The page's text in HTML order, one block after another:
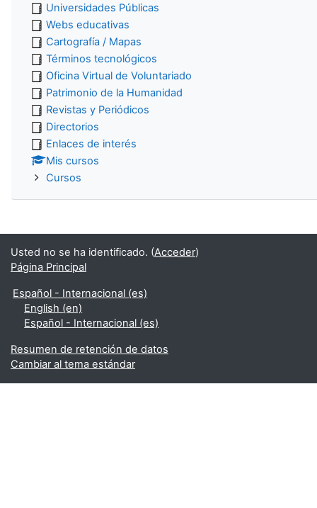
Universidades Públicas
Webs educativas
Cartografía / Mapas
Términos tecnológicos
Oficina Virtual de Voluntariado
Patrimonio de la Humanidad
Revistas y Periódicos
Directorios
Enlaces de interés
Mis cursos
Cursos
Usted no se ha identificado. (Acceder)
Página Principal
Español - Internacional ‎(es)‎
English ‎(en)‎
Español - Internacional ‎(es)‎
Resumen de retención de datos
Cambiar al tema estándar